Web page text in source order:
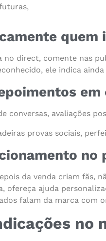
quem
no direct, comente nas
ele indica ainda
em
conversas, avaliações
provas sociais,
no
da venda criam fãs,
ofereça ajuda
falam da marca com
no